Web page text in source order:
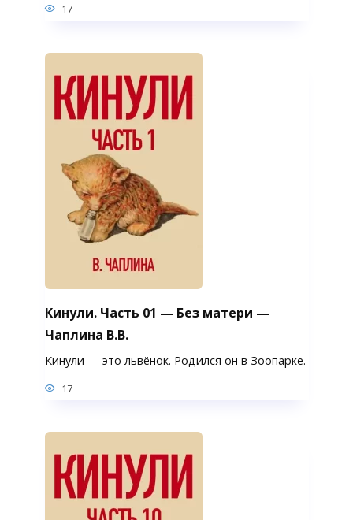
17
Кинули. Часть 01 — Без матери —
Чаплина В.В.
Кинули — это львёнок. Родился он в Зоопарке.
17